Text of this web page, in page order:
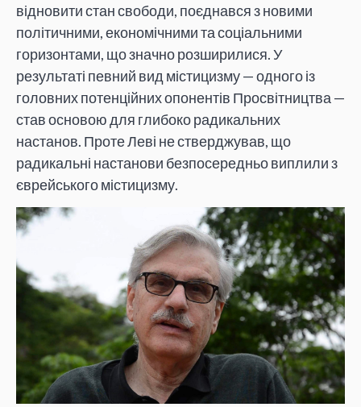
відновити стан свободи, поєднався з новими
політичними, економічними та соціальними
горизонтами, що значно розширилися. У
результаті певний вид містицизму — одного із
головних потенційних опонентів Просвітництва —
став основою для глибоко радикальних
настанов. Проте Леві не стверджував, що
радикальні настанови безпосередньо виплили з
єврейського містицизму.